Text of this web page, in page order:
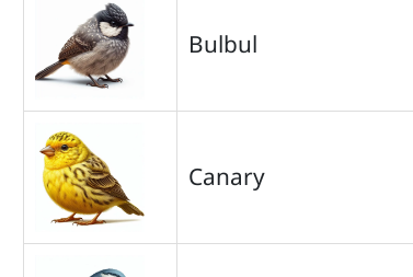
Bulbul
Canary